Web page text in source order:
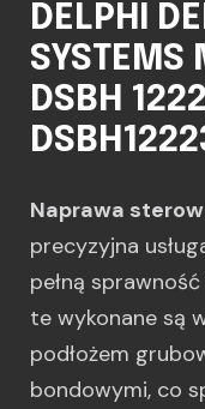
DELPHI
SYSTEMS
DSBH
Naprawa
precyzyjna
pełną
te wykonane są
podłożem
bondowymi, co